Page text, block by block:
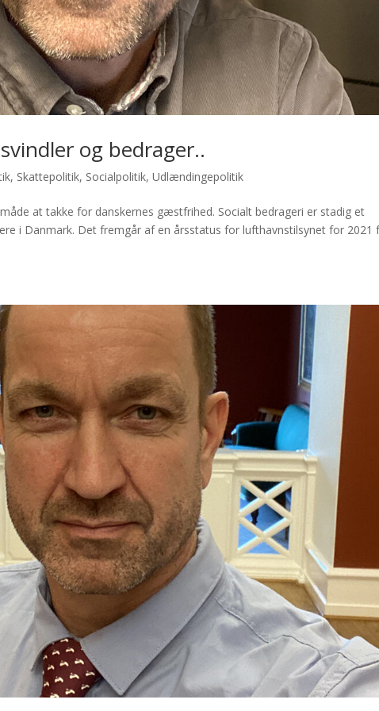
og bedrager..
, Skattepolitik, Socialpolitik,Udlændingepolitik
at takke for danskernes gæstfrihed. Socialt bedrageri er stadig et
i Danmark. Det fremgår af en årsstatus for lufthavnstilsynet for 2021